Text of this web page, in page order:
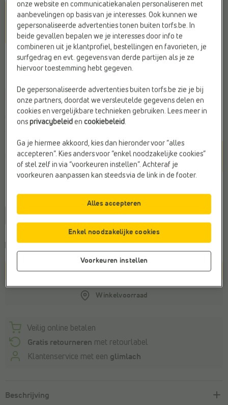
MILO & MILA
Sneakers beige
prijsje
€ 59,95
Kleur
Beige
Maat
29 30 31 32 33 34 35 36
In winkelmandje
Winkelvoorraad
Veilig online betalen
Gratis retourneren met retourlabel
Klantenservice met een glimlach
Beschrijving
onze website en communicatiekanalen personaliseren met
aanbevelingen op basis van je interesses. Ook kunnen we
gepersonaliseerde advertenties tonen buiten torfs.be. In
beide gevallen bepalen we je interesses door info te
combineren uit je klantprofiel, bestellingen en favorieten, je
surfgedrag en evt. gegevens van derde partijen als je ze
hiervoor toestemming hebt gegeven.
De gepersonaliseerde advertenties buiten torfs.be zie je bij
onze partners, doordat we versleutelde gegevens delen en
cookies en vergelijkbare technieken gebruiken. Lees meer in
onsprivacybeleid encookiebeleid.
Ga je hiermee akkoord, kies dan hieronder voor “alles
accepteren”. Kies anders voor “enkel noodzakelijke cookies”
of stel zelf in via “voorkeuren instellen”. Achteraf je
voorkeuren aanpassen kan steeds via de link in de footer.
Voorkeuren instellen
Enkel noodzakelijke cookies
Alles accepteren